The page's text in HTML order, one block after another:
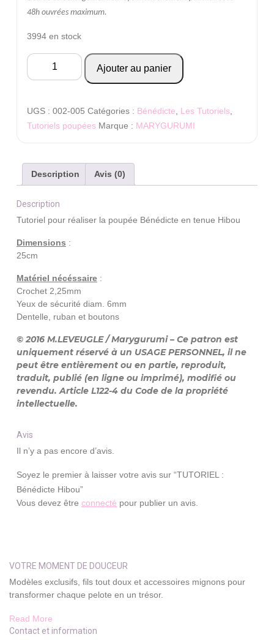
48h ouvrées maximum.
3994 en stock
quantité
de
Ajouter au panier
UGS : 002-005 Catégories : Bénédicte Les Tutoriels
Tutoriels poupées Marque : MARYGURUMI
Description Avis (0)
Description
Tutoriel pour réaliser la poupée Bénédicte en tenue Hibou
Dimensions :
25cm
Matériel nécéssaire :
Crochet 2,25mm
Yeux de sécurité diam. 6mm
Dentelle, ruban et boutons
© 2016 M.LEVEUGLE / Marygurumi – Ce patron est
uniquement réservé à un USAGE PERSONNEL, il ne
peut être entièrement ou en partie, reproduit,
traduit, publié (en ligne ou imprimé), modifié ou
revendu. Article L122-4 du Code de la propriété
intellectuelle.
Avis
Il n’y a pas encore d’avis.
Soyez le premier à laisser votre avis sur “TUTORIEL :
Bénédicte Hibou”
Vous devez être connecté pour publier un avis.
VOTRE MOMENT DE DOUCEUR
Modèles exclusifs, fils tout doux et accessoires mignons pour
transformer chaque pelote en un trésor.
Read More
Contact et information